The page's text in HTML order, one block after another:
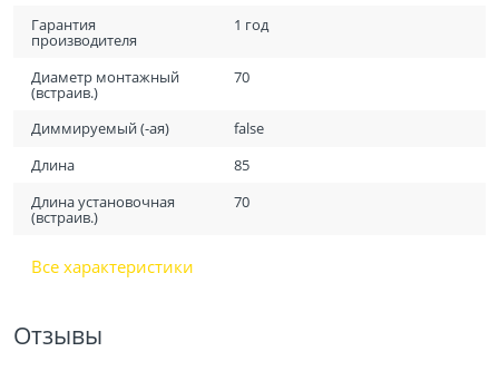
Гарантия
производителя
1 год
Диаметр монтажный
(встраив.)
70
Диммируемый (-ая)
false
Длина
85
Длина установочная
(встраив.)
70
Все характеристики
Отзывы